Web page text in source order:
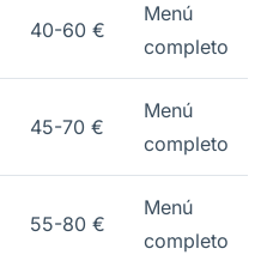
40-60 €
Menú
completo
45-70 €
Menú
completo
55-80 €
Menú
completo